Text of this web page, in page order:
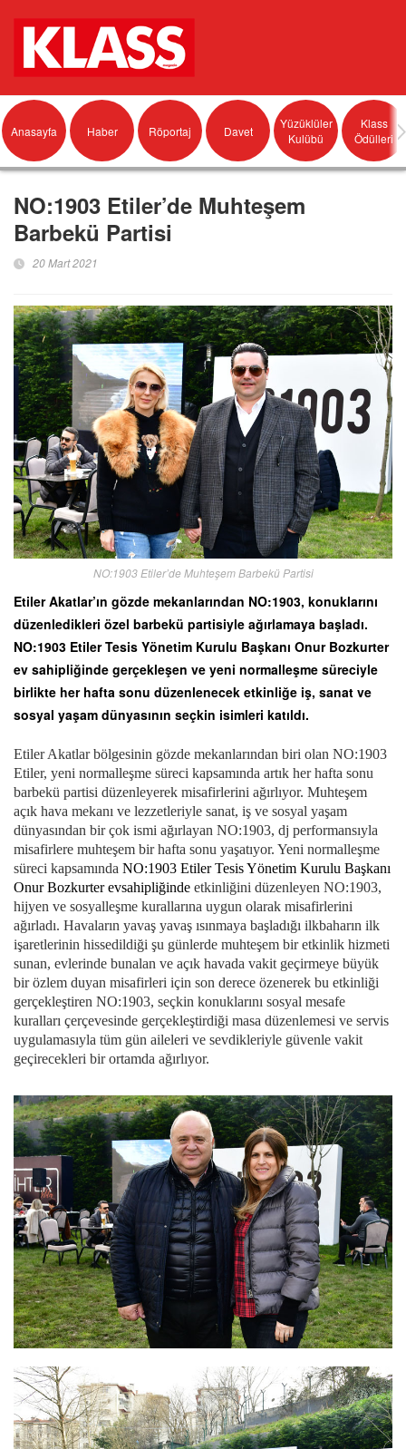
Anasayfa Haber Röportaj Davet
Yüzüklüler
Kulübü
Klass
Ödülleri
NO:1903 Etiler’de Muhteşem
Barbekü Partisi
20 Mart 2021
NO:1903 Etiler’de Muhteşem Barbekü Partisi
Etiler Akatlar’ın gözde mekanlarından NO:1903, konuklarını
düzenledikleri özel barbekü partisiyle ağırlamaya başladı.
NO:1903 Etiler Tesis Yönetim Kurulu Başkanı Onur Bozkurter
ev sahipliğinde gerçekleşen ve yeni normalleşme süreciyle
birlikte her hafta sonu düzenlenecek etkinliğe iş, sanat ve
sosyal yaşam dünyasının seçkin isimleri katıldı.
Etiler Akatlar bölgesinin gözde mekanlarından biri olan NO:1903
Etiler, yeni normalleşme süreci kapsamında artık her hafta sonu
barbekü partisi düzenleyerek misafirlerini ağırlıyor. Muhteşem
açık hava mekanı ve lezzetleriyle sanat, iş ve sosyal yaşam
dünyasından bir çok ismi ağırlayan NO:1903, dj performansıyla
misafirlere muhteşem bir hafta sonu yaşatıyor. Yeni normalleşme
süreci kapsamında NO:1903 Etiler Tesis Yönetim Kurulu Başkanı
Onur Bozkurter evsahipliğinde etkinliğini düzenleyen NO:1903,
hijyen ve sosyalleşme kurallarına uygun olarak misafirlerini
ağırladı. Havaların yavaş yavaş ısınmaya başladığı ilkbaharın ilk
işaretlerinin hissedildiği şu günlerde muhteşem bir etkinlik hizmeti
sunan, evlerinde bunalan ve açık havada vakit geçirmeye büyük
bir özlem duyan misafirleri için son derece özenerek bu etkinliği
gerçekleştiren NO:1903, seçkin konuklarını sosyal mesafe
kuralları çerçevesinde gerçekleştirdiği masa düzenlemesi ve servis
uygulamasıyla tüm gün aileleri ve sevdikleriyle güvenle vakit
geçirecekleri bir ortamda ağırlıyor.